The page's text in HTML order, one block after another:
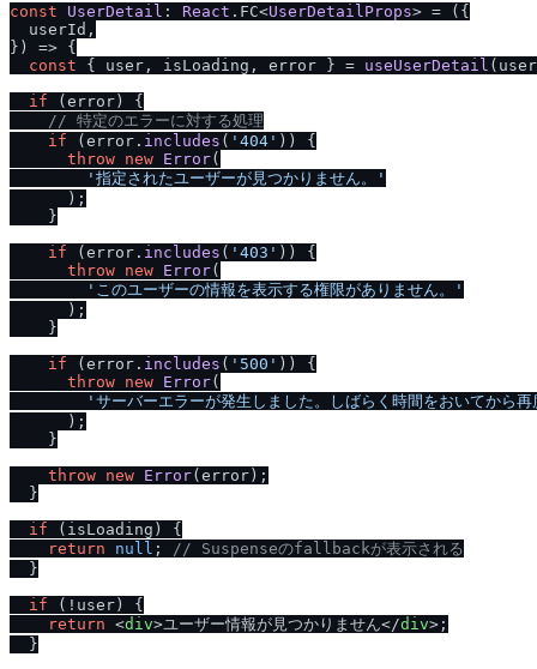
const
UserDetail : React . FC<UserDetailProps> = ( {
  userId,
} ) => {
const { user, isLoading, error } = useUserDetail
if (error) {
/ / 特定のエラーに対する処理
if (error. includes ( '404' )) {
throw new Error(
'指定されたユーザーが見つかりません。'
      );
    }
if (error. includes ( '403' )) {
throw new Error(
'このユーザーの情報を表示する権限がありません。'
      );
    }
if (error. includes ( '500' )) {
throw new Error(
'サーバーエラーが発生しました。しばらく時間をおいてから
      );
    }
throw new Error(error);
  }
if (isLoading) {
return
null ; / / Suspenseのfallbackが表示される
  }
if (!user) {
return <div>ユーザー情報が見つかりません</div> ;
  }